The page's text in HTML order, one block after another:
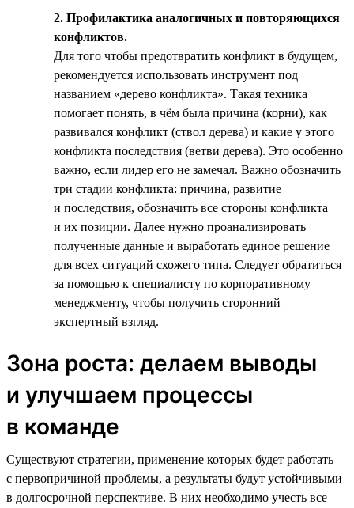
2. Профилактика аналогичных и повторяющихся
конфликтов.
Для того чтобы предотвратить конфликт в будущем,
рекомендуется использовать инструмент под
названием «дерево конфликта». Такая техника
помогает понять, в чём была причина (корни), как
развивался конфликт (ствол дерева) и какие у этого
конфликта последствия (ветви дерева). Это особенно
важно, если лидер его не замечал. Важно обозначить
три стадии конфликта: причина, развитие
и последствия, обозначить все стороны конфликта
и их позиции. Далее нужно проанализировать
полученные данные и выработать единое решение
для всех ситуаций схожего типа. Следует обратиться
за помощью к специалисту по корпоративному
менеджменту, чтобы получить сторонний
экспертный взгляд.
Зона роста: делаем выводы
и улучшаем процессы
в команде
Существуют стратегии, применение которых будет работать
с первопричиной проблемы, а результаты будут устойчивыми
в долгосрочной перспективе. В них необходимо учесть все